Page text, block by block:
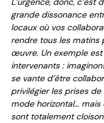
grande dissonance
locaux où vos
rendre tous les matins
œuvre. Un exemple
intervenants :
se vante d’être
privilégier les prises
mode horizontal…
sont totalement